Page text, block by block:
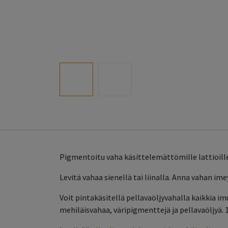
Pigmentoitu vaha käsittelemättömille
Levitä vahaa sienellä tai liinalla. Anna vahan
Voit pintakäsitellä pellavaöljyvahalla kaikkia
mehiläisvahaa, väripigmenttejä ja pellavaöljyä.